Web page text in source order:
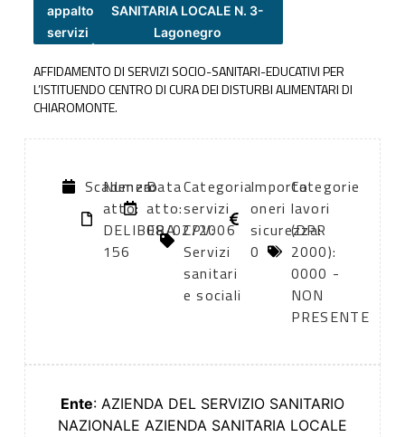
appalto
servizi
SANITARIA LOCALE N. 3-
Lagonegro
AFFIDAMENTO DI SERVIZI SOCIO-SANITARI-EDUCATIVI PER
L’ISTITUENDO CENTRO DI CURA DEI DISTURBI ALIMENTARI DI
CHIAROMONTE.
Scadenza:
Numero
atto:
DELIBERA
156
Data
atto:
08/02/2006
Categoria
servizi
CPV:
Servizi
sanitari
e sociali
Importo
oneri
sicurezza:
0
Categorie
lavori
(DPR
2000):
0000 -
NON
PRESENTE
Ente: AZIENDA DEL SERVIZIO SANITARIO
NAZIONALE AZIENDA SANITARIA LOCALE